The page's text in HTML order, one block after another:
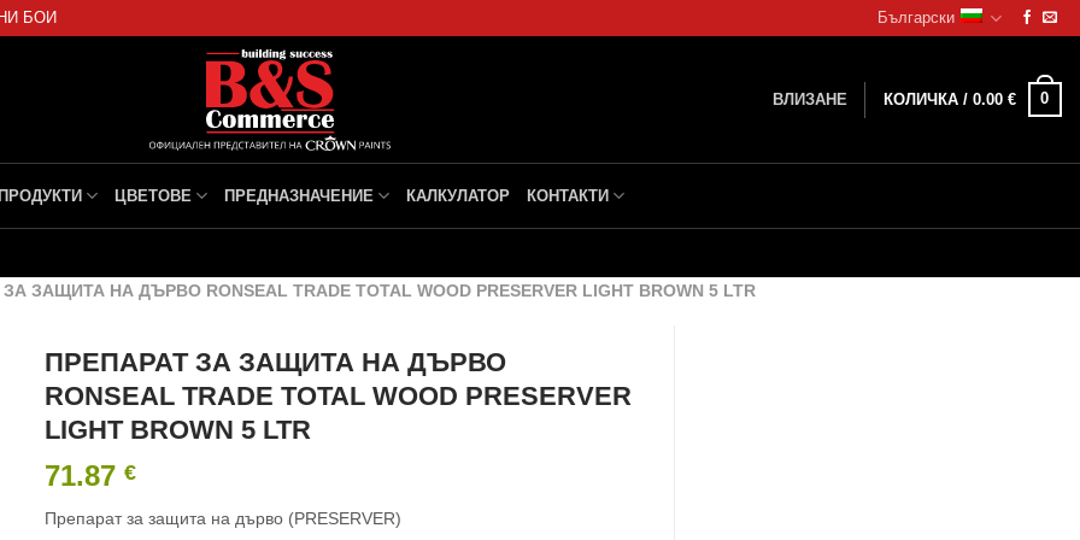
БОИ Български
ВЛИЗАНЕ КОЛИЧКА / 0.00 € 0
ЦВЕТОВЕ ПРЕДНАЗНАЧЕНИЕ КАЛКУЛАТОР КОНТАКТИ
ЗАЩИТА НА ДЪРВО RONSEAL TRADE TOTAL WOOD PRESERVER LIGHT BROWN 5 LTR
ПРЕПАРАТ ЗА ЗАЩИТА НА ДЪРВО
RONSEAL TRADE TOTAL WOOD PRESERVER
LIGHT BROWN 5 LTR
71.87€
Препарат за защита на дърво (PRESERVER)